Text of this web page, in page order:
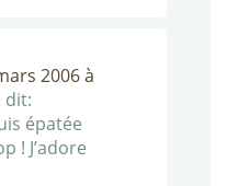
2006 à
dit:
épatée
! J’adore